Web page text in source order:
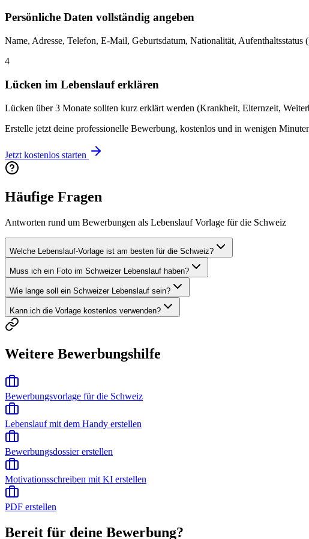
Persönliche Daten vollständig angeben
Name, Adresse, Telefon, E-Mail, Geburtsdatum, Nationalität,
4
Lücken im Lebenslauf erklären
Lücken über 3 Monate sollten kurz erklärt werden (Krankheit, Elternzeit,
Erstelle jetzt deine professionelle Bewerbung, kostenlos und in wenigen
Jetzt kostenlos starten
Häufige Fragen
Antworten rund um Bewerbungen als Lebenslauf Vorlage für die Schweiz
Welche Lebenslauf-Vorlage ist am besten für die Schweiz?
Muss ich ein Foto im Schweizer Lebenslauf haben?
Wie lange soll ein Schweizer Lebenslauf sein?
Kann ich die Vorlage kostenlos verwenden?
Weitere Bewerbungshilfe
Bewerbungsvorlage für die Schweiz
Lebenslauf mit dem Handy erstellen
Bewerbungsdossier erstellen
Motivationsschreiben mit KI erstellen
PDF erstellen
Bereit für deine Bewerbung?